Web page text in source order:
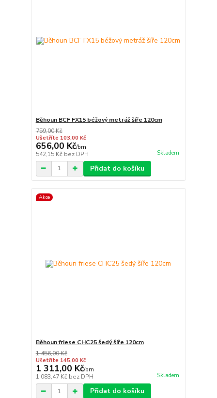
Běhoun BCF FX15 béžový metráž šíře 120cm
759,00 Kč
Ušetříte 103,00 Kč
656,00 Kč/bm
542,15 Kč bez DPH Skladem
Přidat do košíku
Akce
Běhoun friese CHC25 šedý šíře 120cm
1 456,00 Kč
Ušetříte 145,00 Kč
1 311,00 Kč/bm
1 083,47 Kč bez DPH Skladem
Přidat do košíku